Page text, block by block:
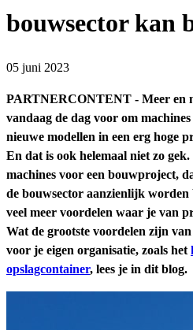
bouwsector kan
05 juni 2023
PARTNERCONTENT - Meer en
vandaag de dag voor om
nieuwe modellen in een erg hoge
En dat is ook helemaal niet zo
machines voor een bouwproject,
de bouwsector aanzienlijk
veel meer voordelen waar je van
Wat de grootste voordelen zijn
voor je eigen organisatie, zoals het
opslagcontainer, lees je in dit blog.